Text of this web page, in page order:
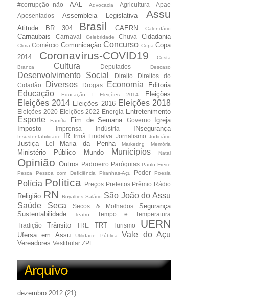
#corrupção_não AAL Advocacia Agricultura
Apae
Aposentados
Assembleia Legislativa Assu
Atitude BR 304 Brasil CAERN Calendário
Carnaubais Carnaval Celebridade Chuva Cidadania
Clima Comércio Comunicação Concurso Copa Copa
2014
Coronavírus-COVID19
Costa
Branca
Cultura Deputados Descaso
Desenvolvimento Social Direito
Direitos do
Cidadão
Diversos Drogas Economia Editoria
Educação Educação I Eleições 2014 Eleições
Eleições 2014 Eleições 2016 Eleições 2018
Eleições 2020 Eleições 2022 Energia Entretenimento
Esporte Família Fim de Semana Governo
Igreja
Imposto
Imprensa Indústria INsegurança
Insustentabilidade IR Irmã Lindalva Jornalismo Judiciário
Justiça Lei Maria da Penha Marketing Memória
Ministério Público Mundo Municípios Natal
Opinião Outros Padroeiro Paróquias Paulo Freire
Pesca
Pessoa com Deficiência Piranhas-Açu Poder Poesia
Polícia Política Preços Prefeitos Prêmio Rádio
Religião RN Royalties Salário São João do Assu
Saúde
Seca Secos & Molhados
Segurança
Sustentabilidade
Teatro
Tempo e Temperatura
Tradição
Trânsito TRE TRT Turismo UERN
Ufersa em Assu Utilidade Pública Vale do Açu
Vereadores Vestibular ZPE
dezembro 2012 (21)